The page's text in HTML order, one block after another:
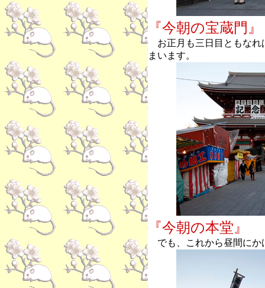
『今朝の宝蔵門』
お正月も三日目ともなれ
まいます。
『今朝の本堂』
でも、これから昼間にか